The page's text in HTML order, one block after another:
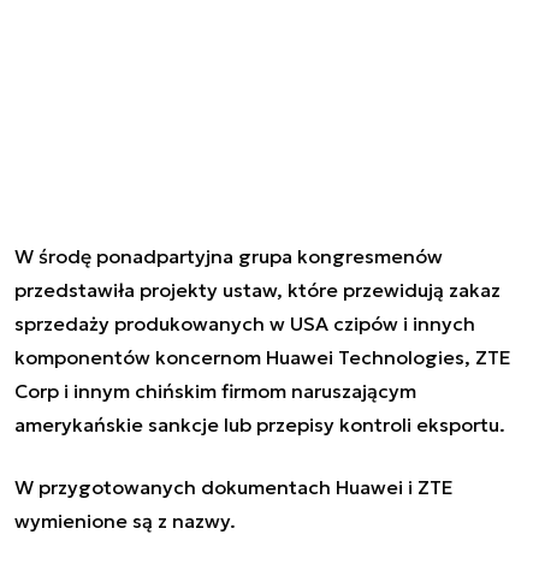
W środę ponadpartyjna grupa kongresmenów
przedstawiła projekty ustaw, które przewidują zakaz
sprzedaży produkowanych w USA czipów i innych
komponentów koncernom Huawei Technologies, ZTE
Corp i innym chińskim firmom naruszającym
amerykańskie sankcje lub przepisy kontroli eksportu.
W przygotowanych dokumentach Huawei i ZTE
wymienione są z nazwy.